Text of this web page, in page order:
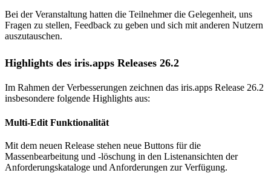
Bei der Veranstaltung hatten die Teilnehmer die Gelegenheit, uns
Fragen zu stellen, Feedback zu geben und sich mit anderen Nutzern
auszutauschen.
Highlights des iris.apps Releases 26.2
Im Rahmen der Verbesserungen zeichnen das iris.apps Release 26.2
insbesondere folgende Highlights aus:
Multi-Edit Funktionalität
Mit dem neuen Release stehen neue Buttons für die
Massenbearbeitung und -löschung in den Listenansichten der
Anforderungskataloge und Anforderungen zur Verfügung.